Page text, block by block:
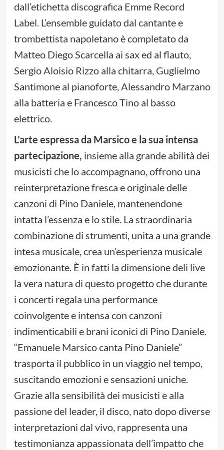
dall’etichetta discografica Emme Record
Label. L’ensemble guidato dal cantante e
trombettista napoletano è completato da
Matteo Diego Scarcella ai sax ed al flauto,
Sergio Aloisio Rizzo alla chitarra, Guglielmo
Santimone al pianoforte, Alessandro Marzano
alla batteria e Francesco Tino al basso
elettrico.
L’arte espressa da Marsico e la sua intensa
partecipazione, insieme alla grande abilità dei
musicisti che lo accompagnano, offrono una
reinterpretazione fresca e originale delle
canzoni di Pino Daniele, mantenendone
intatta l’essenza e lo stile. La straordinaria
combinazione di strumenti, unita a una grande
intesa musicale, crea un’esperienza musicale
emozionante. È in fatti la dimensione deli live
la vera natura di questo progetto che durante
i concerti regala una performance
coinvolgente e intensa con canzoni
indimenticabili e brani iconici di Pino Daniele.
“Emanuele Marsico canta Pino Daniele”
trasporta il pubblico in un viaggio nel tempo,
suscitando emozioni e sensazioni uniche.
Grazie alla sensibilità dei musicisti e alla
passione del leader, il disco, nato dopo diverse
interpretazioni dal vivo, rappresenta una
testimonianza appassionata dell’impatto che